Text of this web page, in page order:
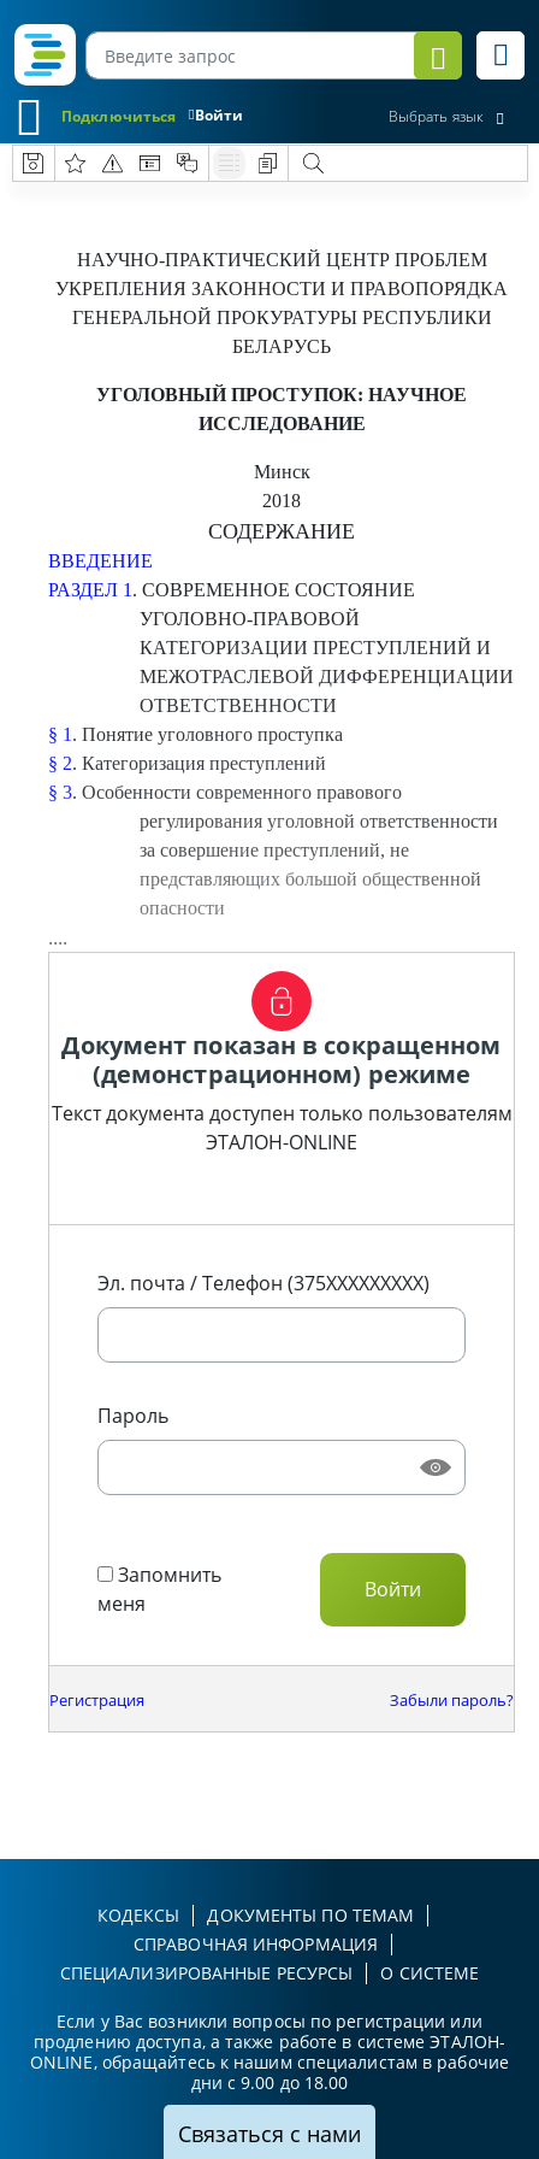
Войти
Подключиться Выбрать язык
НАУЧНО-ПРАКТИЧЕСКИЙ ЦЕНТР ПРОБЛЕМ
УКРЕПЛЕНИЯ ЗАКОННОСТИ И ПРАВОПОРЯДКА
ГЕНЕРАЛЬНОЙ ПРОКУРАТУРЫ РЕСПУБЛИКИ
БЕЛАРУСЬ
УГОЛОВНЫЙ ПРОСТУПОК: НАУЧНОЕ
ИССЛЕДОВАНИЕ
Минск
2018
СОДЕРЖАНИЕ
ВВЕДЕНИЕ
РАЗДЕЛ 1 . СОВРЕМЕННОЕ СОСТОЯНИЕ
УГОЛОВНО-ПРАВОВОЙ
КАТЕГОРИЗАЦИИ ПРЕСТУПЛЕНИЙ И
МЕЖОТРАСЛЕВОЙ ДИФФЕРЕНЦИАЦИИ
ОТВЕТСТВЕННОСТИ
§ 1 . Понятие уголовного проступка
§ 2. Категоризация преступлений
§ 3. Особенности современного правового
регулирования уголовной ответственности
за совершение преступлений, не
представляющих большой общественной
опасности
....
Документ показан в сокращенном
(демонстрационном) режиме
Текст документа доступен только пользователям
ЭТАЛОН-ONLINE
Эл. почта / Телефон (375XXXXXXXXX)
Пароль
Запомнить
меня
Регистрация Забыли пароль?
КОДЕКСЫ
ДОКУМЕНТЫ ПО ТЕМАМ
СПРАВОЧНАЯ ИНФОРМАЦИЯ
СПЕЦИАЛИЗИРОВАННЫЕ РЕСУРСЫ
О СИСТЕМЕ
Если у Вас возникли вопросы по регистрации или
продлению доступа, а также работе в системе ЭТАЛОН-
ONLINE, обращайтесь к нашим специалистам в рабочие
дни с 9.00 до 18.00
Связаться с нами